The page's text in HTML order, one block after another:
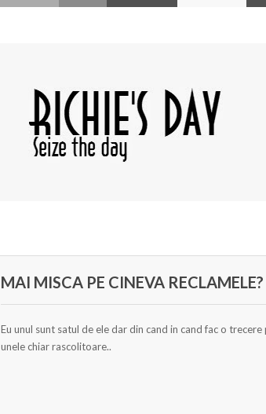
MAI MISCA PE CINEVA RECLAMELE?
Eu unul sunt satul de ele dar din cand in cand fac o
unele chiar rascolitoare..